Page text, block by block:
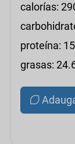
calorías:
proteína:
grasas: